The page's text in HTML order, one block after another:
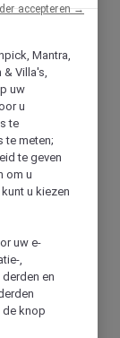
Mantra,
& Villa's,
uw
u
te
te meten;
te geven
om u
u kiezen
uw e-
,
en
de knop
accepteren →